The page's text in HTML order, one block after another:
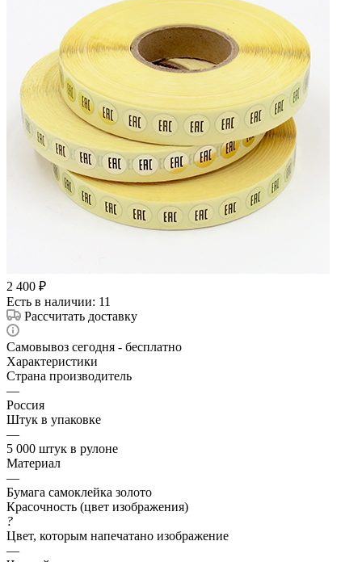
2 400 ₽
Есть в наличии: 11
Рассчитать доставку
Самовывоз сегодня - бесплатно
Характеристики
Страна производитель
—
Россия
Штук в упаковке
—
5 000 штук в рулоне
Материал
—
Бумага самоклейка золото
Красочность (цвет изображения)
?
Цвет, которым напечатано изображение
—